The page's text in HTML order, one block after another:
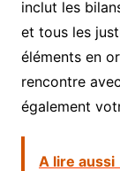
inclut les
et tous les
éléments en
rencontre
également
A lire aussi